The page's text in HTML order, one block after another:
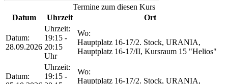
Termine zum diesen Kurs
Datum
Uhrzeit Ort
Datum:
28.09.2026
Uhrzeit:
19:15 -
20:15
Uhr
Wo:
Hauptplatz 16-17/2. Stock, URANIA,
Hauptplatz 16-17/II, Kursraum 15 "Helios"
Datum:
Uhrzeit:
19:15 -
Wo:
Hauptplatz 16-17/2. Stock, URANIA,